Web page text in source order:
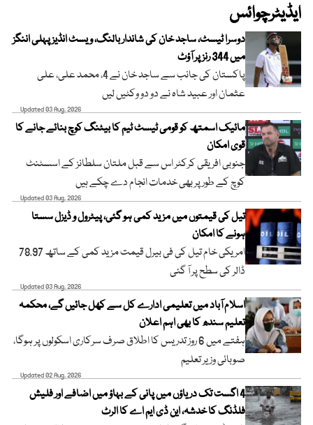
ایڈیٹرچوائس
دوسرا ٹیسٹ، ساجد خان کی شاندار بالنگ، ویسٹ انڈیز پہلی اننگز
میں 344 رنز پر آؤٹ
پاکستان کی جانب سے ساجد خان نے 4، محمد علی، علی
عثمان اور عبید شاہ نے دو دو وکٹیں لیں
Updated 03 Aug, 2026
مائیک اسمتھ کو قومی ٹیسٹ ٹیم کا بیٹنگ کوچ بنائے جانے کا
قوی امکان
جنوبی افریقی کرکٹر اس سے قبل ملتان سلطانز کے اسسٹنٹ
کوچ کے طور پر بھی خدمات انجام دے چکے ہیں
Updated 03 Aug, 2026
تیل کی قیمتوں میں مزید کمی ہو گئی، پیٹرول و ڈیزل سستا
ہونے کا امکان
امریکی خام تیل کی فی بیرل قیمت مزید کمی کے ساتھ 78.97
ڈالر کی سطح پر آ گئی
Updated 03 Aug, 2026
اسلام آباد میں تعلیمی ادارے کل سے کھل جائیں گے، محکمہ
تعلیم سندھ کا بھی اہم اعلان
ہفتے میں 6 روز تدریس کا اطلاق صرف سرکاری اسکولوں پر ہوگا،
صوبائی وزیر تعلیم
Updated 02 Aug, 2026
4 اگست تک دریاؤں میں پانی کے بہاؤ میں اضافے اور فلیش
فلڈنگ کا خدشہ، این ڈی ایم اے کا الرٹ